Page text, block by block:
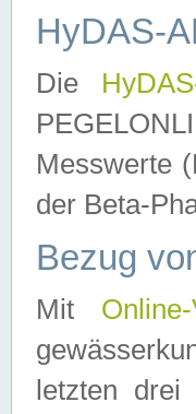
HyDAS-
Die
Messwerte
der Beta-
Bezug
Mit
letzten